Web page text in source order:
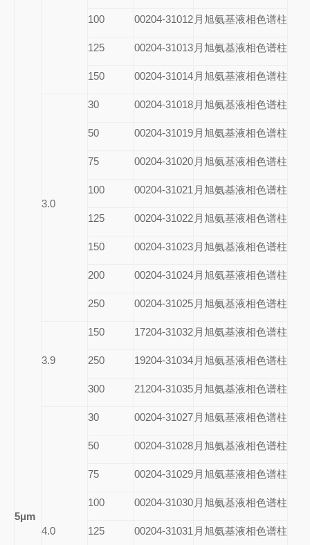
5μm
100 00204-31012 月旭氨基液相色谱柱
125 00204-31013 月旭氨基液相色谱柱
150 00204-31014 月旭氨基液相色谱柱
3.0
30 00204-31018 月旭氨基液相色谱柱
50 00204-31019 月旭氨基液相色谱柱
75 00204-31020 月旭氨基液相色谱柱
100 00204-31021 月旭氨基液相色谱柱
125 00204-31022 月旭氨基液相色谱柱
150 00204-31023 月旭氨基液相色谱柱
200 00204-31024 月旭氨基液相色谱柱
250 00204-31025 月旭氨基液相色谱柱
3.9
150 17204-31032 月旭氨基液相色谱柱
250 19204-31034 月旭氨基液相色谱柱
300 21204-31035 月旭氨基液相色谱柱
4.0
30 00204-31027 月旭氨基液相色谱柱
50 00204-31028 月旭氨基液相色谱柱
75 00204-31029 月旭氨基液相色谱柱
100 00204-31030 月旭氨基液相色谱柱
125 00204-31031 月旭氨基液相色谱柱